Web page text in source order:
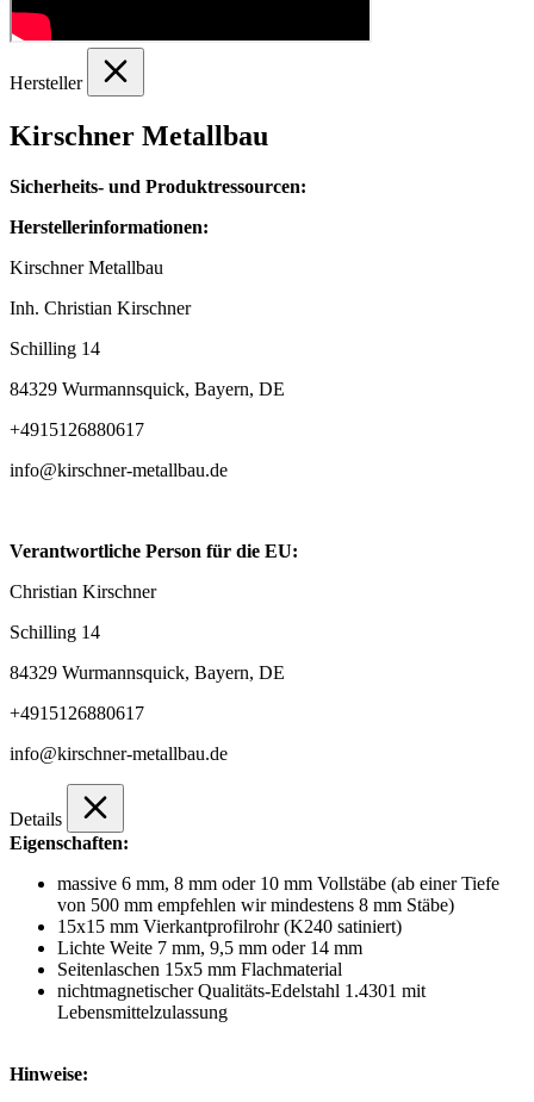
Hersteller
Kirschner Metallbau
Sicherheits- und Produktressourcen:
Herstellerinformationen:
Kirschner Metallbau
Inh. Christian Kirschner
Schilling 14
84329 Wurmannsquick, Bayern, DE
+4915126880617
info@kirschner-metallbau.de
Verantwortliche Person für die EU:
Christian Kirschner
Schilling 14
84329 Wurmannsquick, Bayern, DE
+4915126880617
info@kirschner-metallbau.de
Details
Eigenschaften:
massive 6 mm, 8 mm oder 10 mm Vollstäbe (ab einer Tiefe
von 500 mm empfehlen wir mindestens 8 mm Stäbe)
15x15 mm Vierkantprofilrohr (K240 satiniert)
Lichte Weite 7 mm, 9,5 mm oder 14 mm
Seitenlaschen 15x5 mm Flachmaterial
nichtmagnetischer Qualitäts-Edelstahl 1.4301 mit
Lebensmittelzulassung
Hinweise: